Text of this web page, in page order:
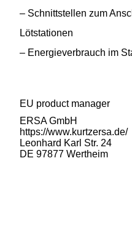
– Schnittstellen zum
Lötstationen
– Energieverbrauch im
EU product manager
ERSA GmbH
https://www.kurtzersa.de/
Leonhard Karl Str. 24
DE 97877 Wertheim